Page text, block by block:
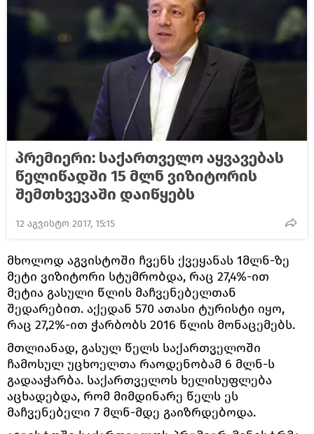
პრემიერი: საქართველო აყვავებას
წელიწადში 15 მლნ ვიზიტორის
შემთხვევაში დაიწყებს
12 აგვისტო 2017, 15:15
მხოლოდ აგვისტოში ჩვენს ქვეყანას 1მლნ-ზე
მეტი ვიზიტორი სტუმრობდა, რაც 27,4%-ით
მეტია გასული წლის მაჩვენებელთან
შედარებით. აქედან 570 ათასი ტურისტი იყო,
რაც 27,2%-ით ჭარბობს 2016 წლის მონაცემებს.
მთლიანად, გასულ წელს საქართველოში
ჩამოსულ უცხოელთა რაოდენობამ 6 მლნ-ს
გადააჭარბა. საქართველოს ხელისუფლება
აცხადებდა, რომ მიმდინარე წელს ეს
მაჩვენებელი 7 მლნ-მდე გაიზრდებოდა.